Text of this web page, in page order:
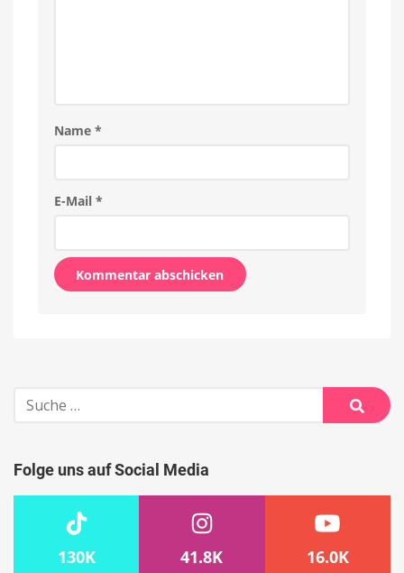
Name *
E-Mail *
Suche
nach:
Suche
Folge uns auf Social Media
130K 41.8K 16.0K